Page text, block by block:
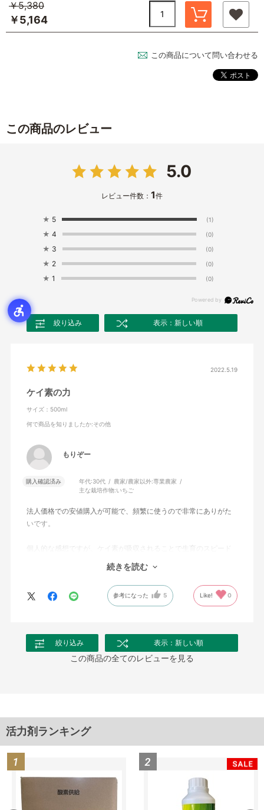
￥5,380
￥5,164
この商品について問い合わせる
この商品のレビュー
5.0
レビュー件数： 1件
★ 5 (1)
★ 4 (0)
★ 3 (0)
★ 2 (0)
★ 1 (0)
絞り込み 表示：新しい順
2022.5.19
ケイ素の力
サイズ：500ml
何で商品を知りましたか:その他
もりぞー
購入確認済み 年代:30代 農家/農家以外:専業農家
主な栽培作物:いちご
法人価格での安値購入が可能で、頻繁に使うので非常にありがた
いです。
個人的な感想ですが、ケイ素が吸収されることで生育のスピード
植物が水をよく吸い上げているようで、葉っぱもみずみずしく柔
最高です。
続きを読む
参考になった 5 Like! 0
絞り込み 表示：新しい順
この商品の全てのレビューを見る
活力剤ランキング